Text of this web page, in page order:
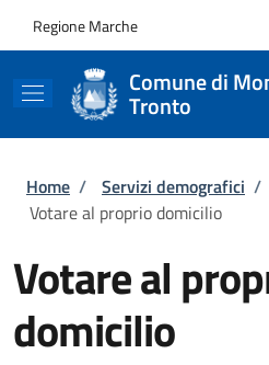
Regione Marche
Comune di
Tronto
Briciole di pane
Home / Servizi demografici /
Votare al proprio domicilio
Votare al
domicilio